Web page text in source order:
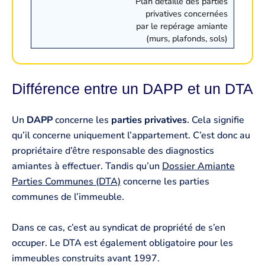
privatives concernées
par le repérage amiante
(murs, plafonds, sols)
Différence entre un DAPP et un DTA
Un DAPPconcerne les parties privatives. Cela signifie
qu’il concerne uniquement l’appartement. C’est donc au
propriétaire d’être responsable des diagnostics
amiantes à effectuer. Tandis qu’un Dossier Amiante
Parties Communes (DTA) concerne les parties
communes de l’immeuble.
Dans ce cas, c’est au syndicat de propriété de s’en
occuper. Le DTA est également obligatoire pour les
immeubles construits avant 1997.